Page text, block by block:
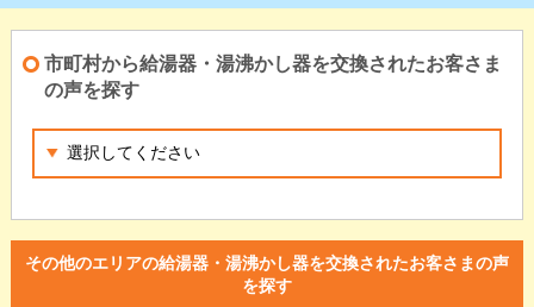
市町村から給湯器・湯沸かし器を交換されたお客さま
の声を探す
その他のエリアの給湯器・湯沸かし器を交換されたお客さまの声
を探す